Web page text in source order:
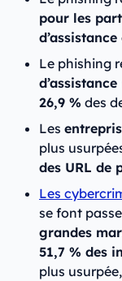
pour les
Le phishing
26,9 % des
Les
plus
des URL de
Les
se font
grandes
51,7 % des
plus